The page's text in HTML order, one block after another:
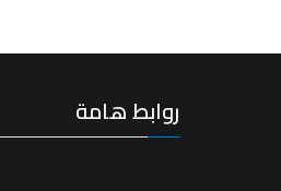
روابط هامة